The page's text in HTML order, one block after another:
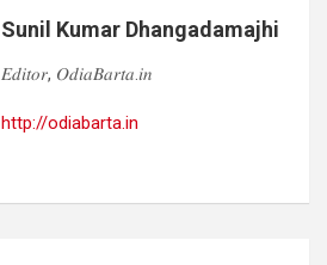
Sunil Kumar Dhangadamajhi
𝐸𝑑𝑖𝑡𝑜𝑟, 𝑂𝑑𝑖𝑎𝐵𝑎𝑟𝑡𝑎.𝑖𝑛
http://odiabarta.in